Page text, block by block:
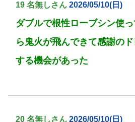
19 名無しさん 2026/05/10(日)
ダブルで根性ローブシン使
ら鬼火が飛んできて感謝の
する機会があった
20 名無しさん 2026/05/10(日)